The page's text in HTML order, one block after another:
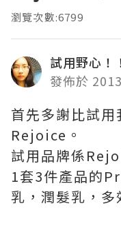
瀏覽次數:6799
試用野心！
發佈於
首先多謝比試
Rejoice。
試用品牌係
1套3件產品的
乳，潤髮乳，多